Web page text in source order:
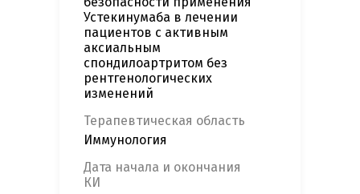
Устекинумаба в лечении
пациентов с активным
аксиальным
спондилоартритом без
рентгенологических
изменений
Терапевтическая область
Иммунология
Дата начала и окончания
КИ